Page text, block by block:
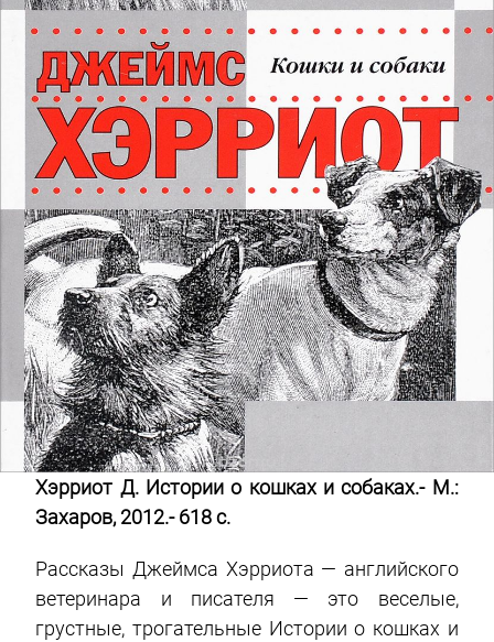
Хэрриот Д. Истории о кошках и собаках.- М.:
Захаров, 2012.- 618 с.
Рассказы Джеймса Хэрриота — английского
ветеринара и писателя — это веселые,
грустные, трогательные Истории о кошках и